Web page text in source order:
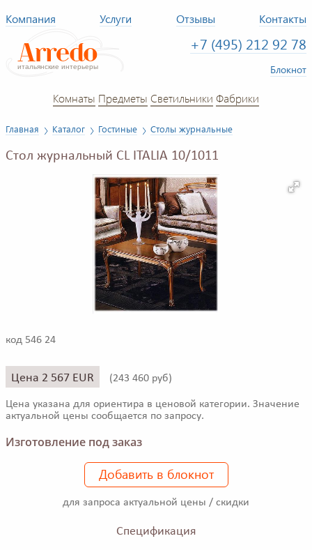
Компания Услуги Отзывы Контакты
+7 (495) 212 92 78
Блокнот
Комнаты Предметы Светильники Фабрики
Главная Каталог Гостиные Столы журнальные
Стол журнальный CL ITALIA 10/1011
код 546 24
Цена 2 567 EUR (243 460 руб)
Цена указана для ориентира в ценовой категории. Значение
актуальной цены сообщается по запросу.
Изготовление под заказ
Добавить в блокнот
для запроса актуальной цены / скидки
Спецификация